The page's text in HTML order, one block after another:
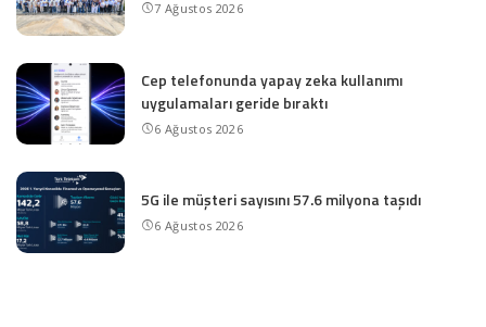
7 Ağustos 2026
Cep telefonunda yapay zeka kullanımı
uygulamaları geride bıraktı
6 Ağustos 2026
5G ile müşteri sayısını 57.6 milyona taşıdı
6 Ağustos 2026